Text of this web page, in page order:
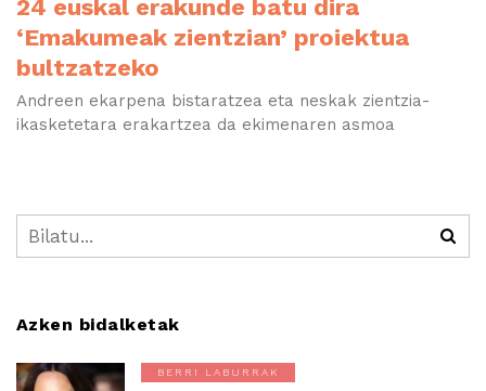
24 euskal erakunde batu dira
‘Emakumeak zientzian’ proiektua
bultzatzeko
Andreen ekarpena bistaratzea eta neskak zientzia-
ikasketetara erakartzea da ekimenaren asmoa
Azken bidalketak
BERRI LABURRAK